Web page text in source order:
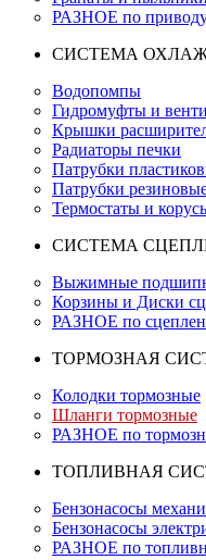
РАЗНОЕ по
СИСТЕМА
Водопомпы
Гидромуфты и
Крышки
Радиаторы печки
Патрубки
Патрубки
Термостаты и
СИСТЕМА
Выжимные
Корзины и Диски
РАЗНОЕ по
ТОРМОЗНАЯ
Колодки тормозные
Шланги тормозные
РАЗНОЕ по
ТОПЛИВНАЯ
Бензонасосы
Бензонасосы
РАЗНОЕ по